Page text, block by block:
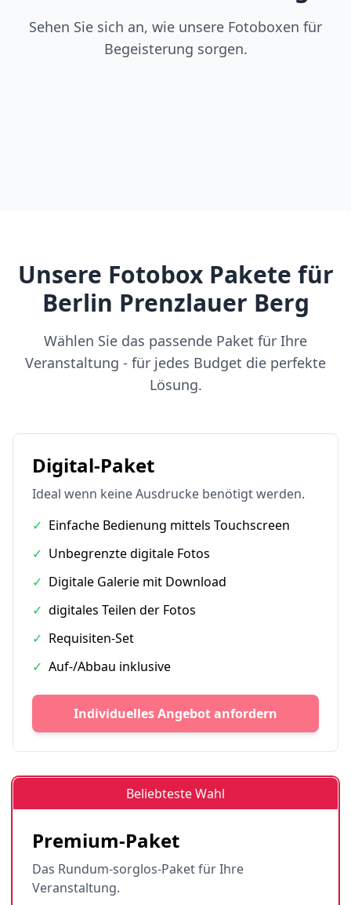
Sehen Sie sich an, wie unsere Fotoboxen für
Begeisterung sorgen.
Unsere Fotobox Pakete für
Berlin Prenzlauer Berg
Wählen Sie das passende Paket für Ihre
Veranstaltung - für jedes Budget die perfekte
Lösung.
Digital-Paket
Ideal wenn keine Ausdrucke benötigt werden.
✓ Einfache Bedienung mittels Touchscreen
✓ Unbegrenzte digitale Fotos
✓ Digitale Galerie mit Download
✓ digitales Teilen der Fotos
✓ Requisiten-Set
✓ Auf-/Abbau inklusive
Individuelles Angebot anfordern
Beliebteste Wahl
Premium-Paket
Das Rundum-sorglos-Paket für Ihre
Veranstaltung.